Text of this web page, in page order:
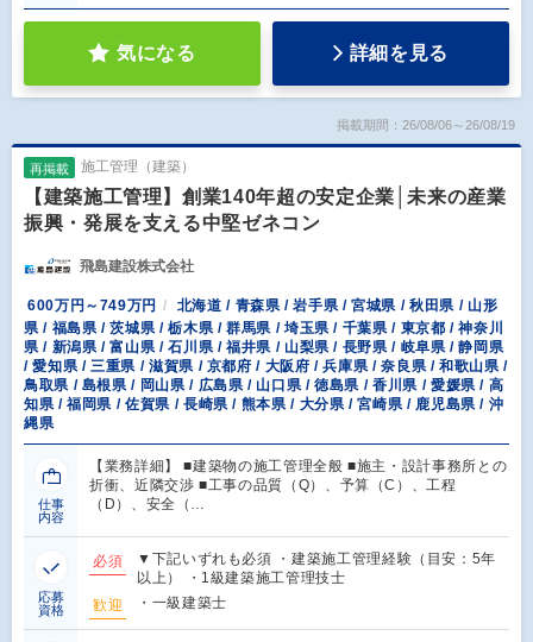
気になる 詳細を見る
掲載期間：26/08/06～26/08/19
再掲載 施工管理（建築）
【建築施工管理】創業140年超の安定企業│未来の産業
振興・発展を支える中堅ゼネコン
飛島建設株式会社
600万円～749万円
北海道 / 青森県 / 岩手県 / 宮城県 / 秋田県 / 山形
県 / 福島県 / 茨城県 / 栃木県 / 群馬県 / 埼玉県 / 千葉県 / 東京都 / 神奈川
県 / 新潟県 / 富山県 / 石川県 / 福井県 / 山梨県 / 長野県 / 岐阜県 / 静岡県
/ 愛知県 / 三重県 / 滋賀県 / 京都府 / 大阪府 / 兵庫県 / 奈良県 / 和歌山県 /
鳥取県 / 島根県 / 岡山県 / 広島県 / 山口県 / 徳島県 / 香川県 / 愛媛県 / 高
知県 / 福岡県 / 佐賀県 / 長崎県 / 熊本県 / 大分県 / 宮崎県 / 鹿児島県 / 沖
縄県
仕事
内容
【業務詳細】 ■建築物の施工管理全般 ■施主・設計事務所との
折衝、近隣交渉 ■工事の品質（Q）、予算（C）、工程
（D）、安全（…
応募
資格
必須
▼下記いずれも必須 ・建築施工管理経験（目安：5年
以上） ・1級建築施工管理技士
歓迎
・一級建築士